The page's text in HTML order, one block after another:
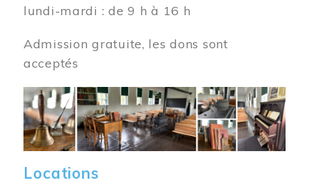
lundi-mardi : de 9 h à 16 h
Admission gratuite, les dons sont
acceptés
Image
Locations